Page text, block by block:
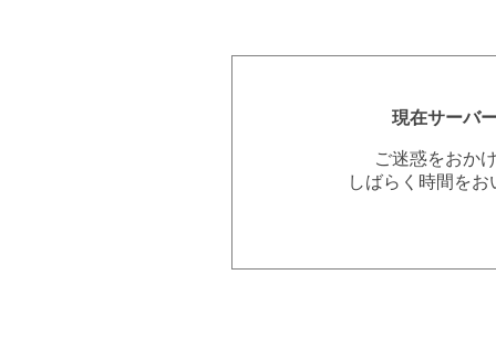
現在サーバ
ご迷惑をおか
しばらく時間を